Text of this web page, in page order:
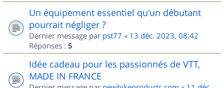
Un équipement essentiel qu'un débutant
pourrait négliger ?
Dernier message par pst77 « 13 déc. 2023, 08:42
Réponses : 5
Idée cadeau pour les passionnés de VTT,
MADE IN FRANCE